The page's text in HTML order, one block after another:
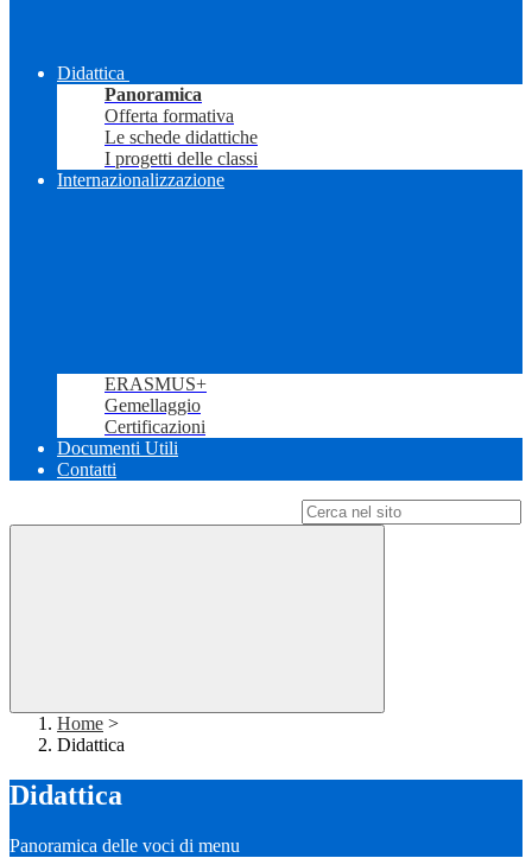
Didattica
Panoramica
Offerta formativa
Le schede didattiche
I progetti delle classi
Internazionalizzazione
ERASMUS+
Gemellaggio
Certificazioni
Documenti Utili
Contatti
Home >
Didattica
Didattica
Panoramica delle voci di menu